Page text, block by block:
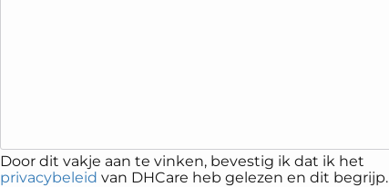
Door dit vakje aan te vinken, bevestig ik dat ik het
privacybeleid van DHCare heb gelezen en dit begrijp.